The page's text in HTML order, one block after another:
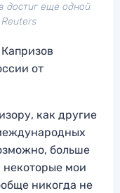
достиг еще одной
от
как другие
больше
некоторые мои
никогда не